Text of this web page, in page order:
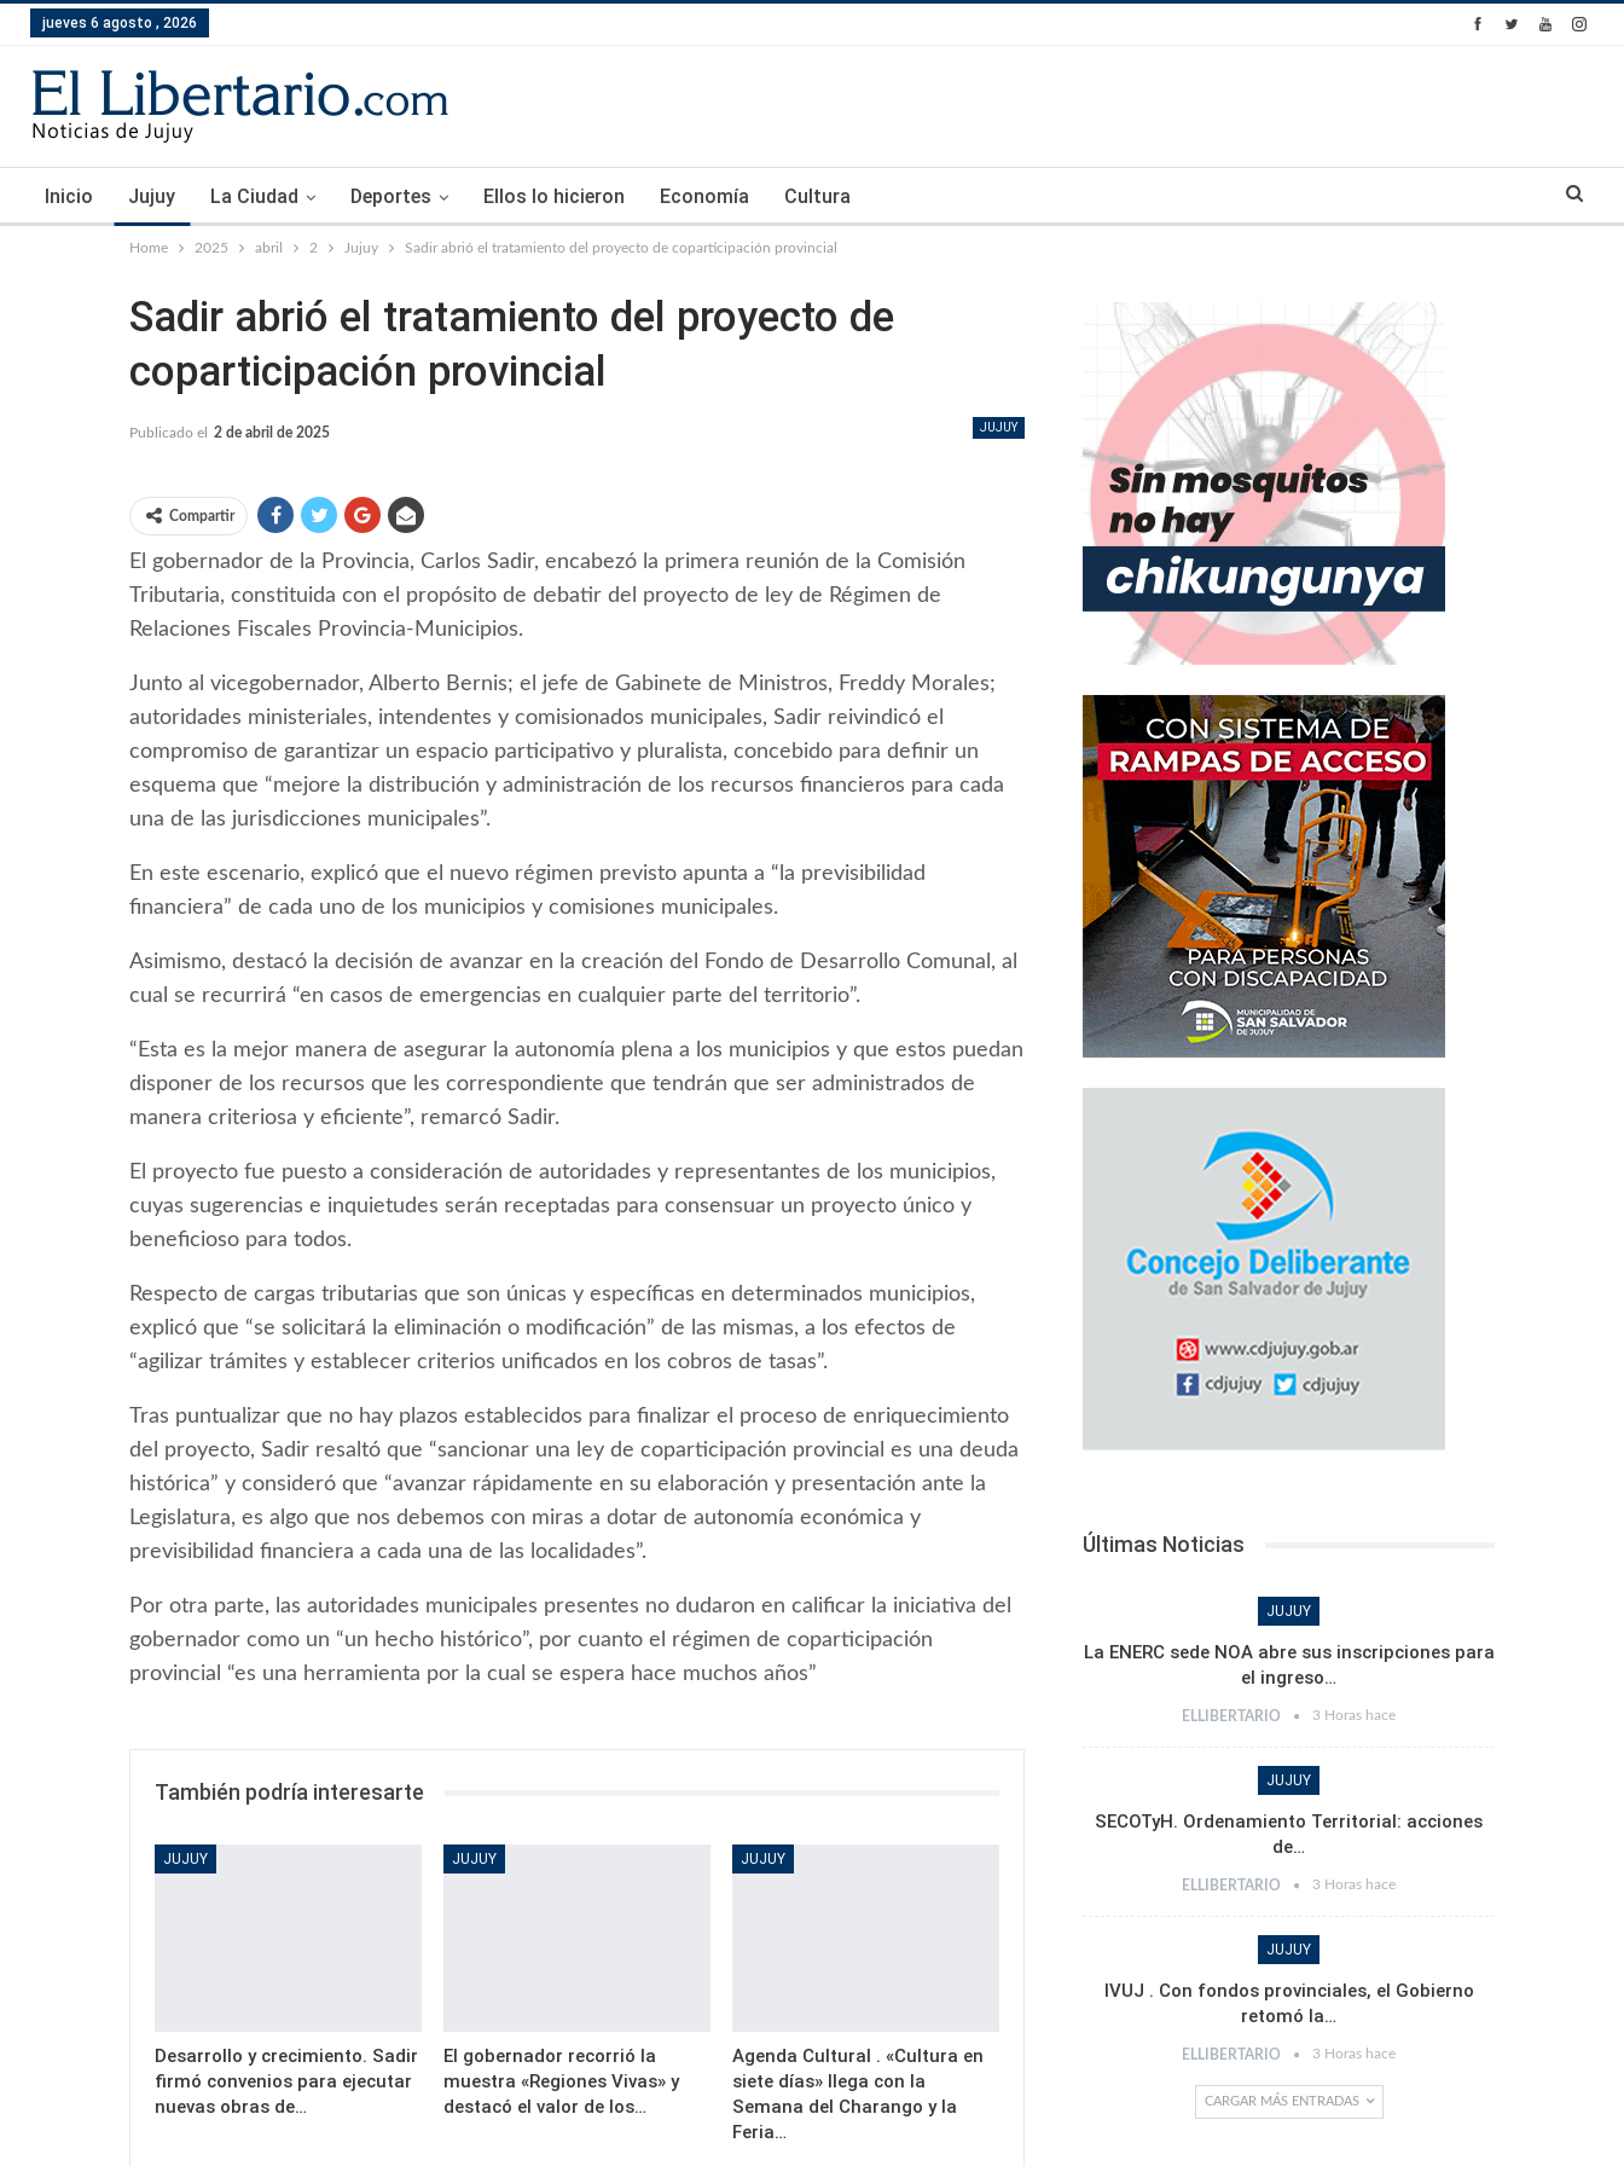
jueves 6 agosto , 2026
Inicio Jujuy La Ciudad Deportes Ellos lo hicieron Economía Cultura
Home 2025 abril 2 Jujuy Sadir abrió el tratamiento del proyecto de coparticipación provincial
Sadir abrió el tratamiento del proyecto de
coparticipación provincial
JUJUY
Publicado el 2 de abril de 2025
Compartir
El gobernador de la Provincia, Carlos Sadir, encabezó la primera reunión de la Comisión
Tributaria, constituida con el propósito de debatir del proyecto de ley de Régimen de
Relaciones Fiscales Provincia-Municipios.
Junto al vicegobernador, Alberto Bernis; el jefe de Gabinete de Ministros, Freddy Morales;
autoridades ministeriales, intendentes y comisionados municipales, Sadir reivindicó el
compromiso de garantizar un espacio participativo y pluralista, concebido para definir un
esquema que “mejore la distribución y administración de los recursos financieros para cada
una de las jurisdicciones municipales”.
En este escenario, explicó que el nuevo régimen previsto apunta a “la previsibilidad
financiera” de cada uno de los municipios y comisiones municipales.
Asimismo, destacó la decisión de avanzar en la creación del Fondo de Desarrollo Comunal, al
cual se recurrirá “en casos de emergencias en cualquier parte del territorio”.
“Esta es la mejor manera de asegurar la autonomía plena a los municipios y que estos puedan
disponer de los recursos que les correspondiente que tendrán que ser administrados de
manera criteriosa y eficiente”, remarcó Sadir.
El proyecto fue puesto a consideración de autoridades y representantes de los municipios,
cuyas sugerencias e inquietudes serán receptadas para consensuar un proyecto único y
beneficioso para todos.
Respecto de cargas tributarias que son únicas y específicas en determinados municipios,
explicó que “se solicitará la eliminación o modificación” de las mismas, a los efectos de
“agilizar trámites y establecer criterios unificados en los cobros de tasas”.
Tras puntualizar que no hay plazos establecidos para finalizar el proceso de enriquecimiento
del proyecto, Sadir resaltó que “sancionar una ley de coparticipación provincial es una deuda
histórica” y consideró que “avanzar rápidamente en su elaboración y presentación ante la
Legislatura, es algo que nos debemos con miras a dotar de autonomía económica y
previsibilidad financiera a cada una de las localidades”.
Por otra parte, las autoridades municipales presentes no dudaron en calificar la iniciativa del
gobernador como un “un hecho histórico”, por cuanto el régimen de coparticipación
provincial “es una herramienta por la cual se espera hace muchos años”
También podría interesarte
JUJUY
Desarrollo y crecimiento. Sadir
firmó convenios para ejecutar
nuevas obras de…
JUJUY
El gobernador recorrió la
muestra «Regiones Vivas» y
destacó el valor de los…
JUJUY
Agenda Cultural . «Cultura en
siete días» llega con la
Semana del Charango y la
Feria…
Últimas Noticias
JUJUY
La ENERC sede NOA abre sus inscripciones para
el ingreso…
ELLIBERTARIO 3 Horas hace
JUJUY
SECOTyH. Ordenamiento Territorial: acciones
de…
ELLIBERTARIO 3 Horas hace
JUJUY
IVUJ . Con fondos provinciales, el Gobierno
retomó la…
ELLIBERTARIO 3 Horas hace
CARGAR MÁS ENTRADAS